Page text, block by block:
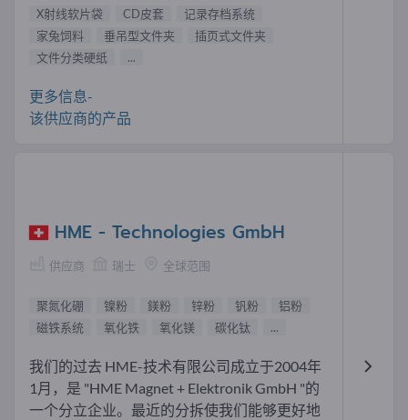
X射线软片袋
CD皮套
记录存档系统
家兔饲料
垂吊型文件夹
插页式文件夹
文件分类硬纸
...
更多信息-
该供应商的产品
HME - Technologies GmbH
供应商 瑞士 全球范围
聚氮化硼 镍粉 鎂粉 锌粉 钒粉
铝粉
磁铁系统
氧化铁 氧化镁 碳化钛 ...
我们的过去 HME-技术有限公司成立于2004年
1月，是 "HME Magnet + Elektronik GmbH "的
一个分立企业。最近的分拆使我们能够更好地